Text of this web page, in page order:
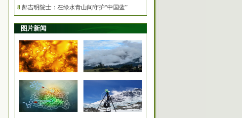
8 郝吉明院士：在绿水青山间守护“中国蓝”
图片新闻